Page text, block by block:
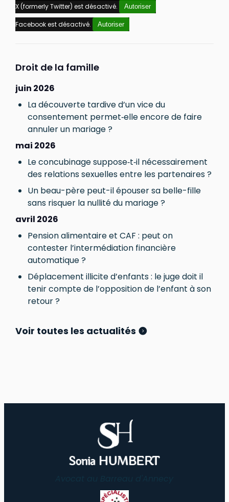
X (formerly Twitter) est désactivé. Autoriser
Facebook est désactivé. Autoriser
Droit de la famille
juin 2026
La découverte tardive d’un vice du
consentement permet‑elle encore de faire
annuler un mariage ?
mai 2026
Le concubinage suppose‑t‑il nécessairement
des relations sexuelles entre les partenaires ?
Un beau-père peut-il épouser sa belle-fille
sans risquer la nullité du mariage ?
avril 2026
Pension alimentaire et CAF : peut on
contester l’intermédiation financière
automatique ?
Déplacement illicite d’enfants : le juge doit il
tenir compte de l’opposition de l’enfant à son
retour ?
Voir toutes les actualités